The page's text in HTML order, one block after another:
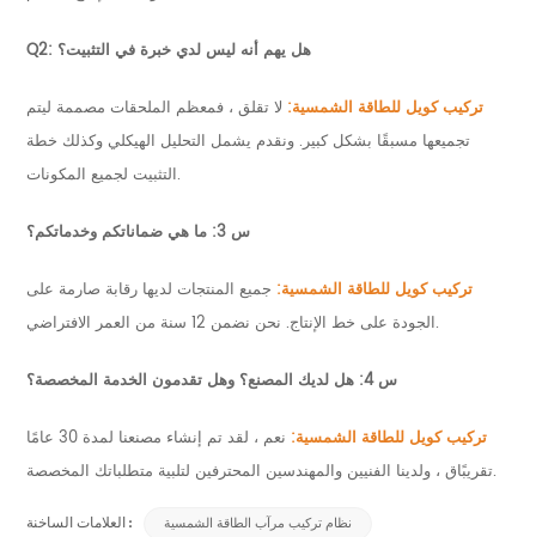
Q2: هل يهم أنه ليس لدي خبرة في التثبيت؟
تركيب كويل للطاقة الشمسية: لا تقلق ، فمعظم الملحقات مصممة ليتم
تجميعها مسبقًا بشكل كبير. ونقدم يشمل التحليل الهيكلي وكذلك خطة
التثبيت لجميع المكونات.
س 3: ما هي ضماناتكم وخدماتكم؟
تركيب كويل للطاقة الشمسية: جميع المنتجات لديها رقابة صارمة على
الجودة على خط الإنتاج. نحن نضمن 12 سنة من العمر الافتراضي.
س 4: هل لديك المصنع؟ وهل تقدمون الخدمة المخصصة؟
تركيب كويل للطاقة الشمسية:
نعم ، لقد تم إنشاء مصنعنا لمدة 30 عامًا
تقريبًاق ، ولدينا الفنيين والمهندسين المحترفين لتلبية متطلباتك المخصصة.
العلامات الساخنة :
نظام تركيب مرآب الطاقة الشمسية